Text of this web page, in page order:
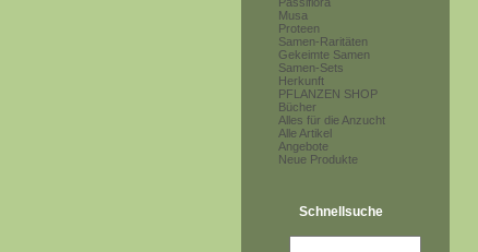
Musa
Proteen
Samen-Raritäten
Gekeimte Samen
Samen-Sets
Herkunft
PFLANZEN SHOP
Bücher
Alles für die Anzucht
Alle Artikel
Angebote
Neue Produkte
Schnellsuche